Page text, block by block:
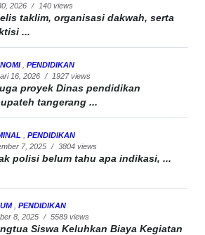
2026 / 140 views
taklim, organisasi dakwah, serta
...
PENDIDIKAN
16, 2026 / 1927 views
proyek Dinas pendidikan
tangerang ...
PENDIDIKAN
7, 2025 / 3804 views
polisi belum tahu apa indikasi, ...
PENDIDIKAN
8, 2025 / 5589 views
Siswa Keluhkan Biaya Kegiatan